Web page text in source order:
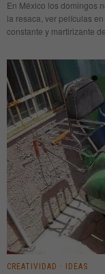
En México los domingos
la resaca, ver películas
constante y martirizante de
CREATIVIDAD · IDEAS